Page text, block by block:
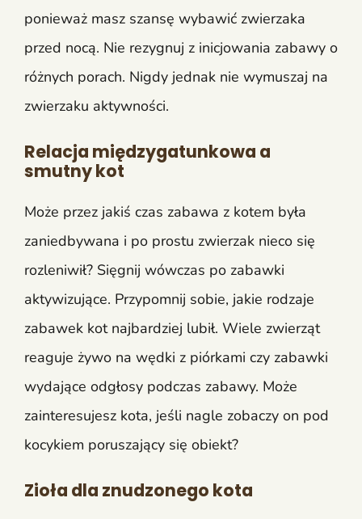
ponieważ masz szansę wybawić zwierzaka
przed nocą. Nie rezygnuj z inicjowania zabawy o
różnych porach. Nigdy jednak nie wymuszaj na
zwierzaku aktywności.
Relacja międzygatunkowa a
smutny kot
Może przez jakiś czas zabawa z kotem była
zaniedbywana i po prostu zwierzak nieco się
rozleniwił? Sięgnij wówczas po zabawki
aktywizujące. Przypomnij sobie, jakie rodzaje
zabawek kot najbardziej lubił. Wiele zwierząt
reaguje żywo na wędki z piórkami czy zabawki
wydające odgłosy podczas zabawy. Może
zainteresujesz kota, jeśli nagle zobaczy on pod
kocykiem poruszający się obiekt?
Zioła dla znudzonego kota